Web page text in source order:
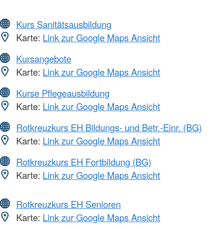
Kurs Sanitätsausbildung
Karte: Link zur Google Maps Ansicht
Kursangebote
Karte: Link zur Google Maps Ansicht
Kurse Pflegeausbildung
Karte: Link zur Google Maps Ansicht
Rotkreuzkurs EH Bildungs- und Betr.-Einr. (BG)
Karte: Link zur Google Maps Ansicht
Rotkreuzkurs EH Fortbildung (BG)
Karte: Link zur Google Maps Ansicht
Rotkreuzkurs EH Senioren
Karte: Link zur Google Maps Ansicht